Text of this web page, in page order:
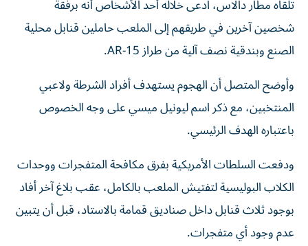
تلقاه مطار دالاس، ادعى خلاله أحد الأشخاص أنه برفقة
شخصين آخرين في طريقهم إلى الملعب حاملين قنابل محلية
الصنع وبندقية نصف آلية من طراز AR-15.
وأوضح المتصل أن الهجوم يستهدف أفراد الشرطة ولاعبي
المنتخبين، مع ذكر اسم ليونيل ميسي على وجه الخصوص
باعتباره الهدف الرئيسي.
ودفعت السلطات الأمريكية بفرق مكافحة المتفجرات ووحدات
الكلاب البوليسية لتفتيش الملعب بالكامل، عقب بلاغ آخر أفاد
بوجود ثلاث قنابل داخل صناديق قمامة بالاستاد، قبل أن يتبين
عدم وجود أي متفجرات.